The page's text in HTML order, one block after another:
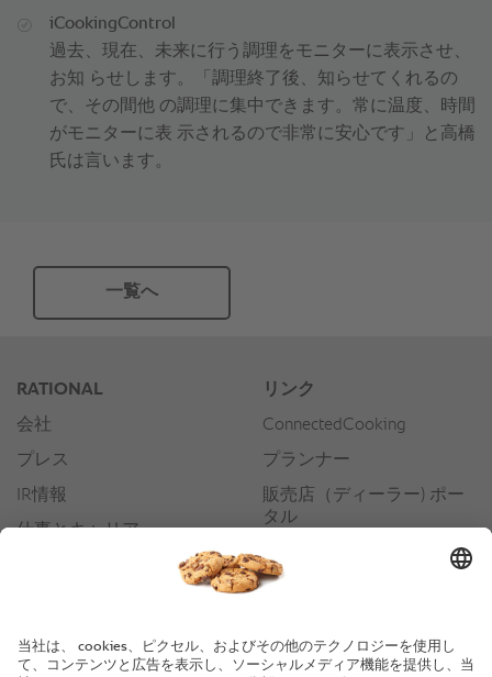
iCookingControl
過去、現在、未来に行う調理をモニターに表示させ、
お知 らせします。「調理終了後、知らせてくれるの
で、その間他 の調理に集中できます。常に温度、時間
がモニターに表 示されるので非常に安心です」と高橋
氏は言います。
一覧へ